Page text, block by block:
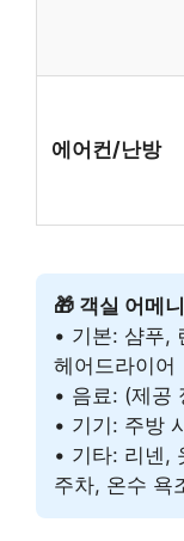
에어컨/난방
🎁 객실 어메
• 기본: 샴푸,
헤어드라이어
• 음료: (제공
• 기기: 주방
• 기타: 리넨,
주차, 온수 욕